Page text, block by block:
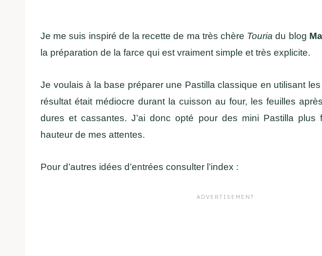
Je me suis inspiré de la recette de ma très chère Touria du blog
la préparation de la farce qui est vraiment simple et très explicite.
Je voulais à la base préparer une Pastilla classique en utilisant
résultat était médiocre durant la cuisson au four, les feuilles
dures et cassantes. J’ai donc opté pour des mini Pastilla
hauteur de mes attentes.
Pour d’autres idées d’entrées consulter l’index :